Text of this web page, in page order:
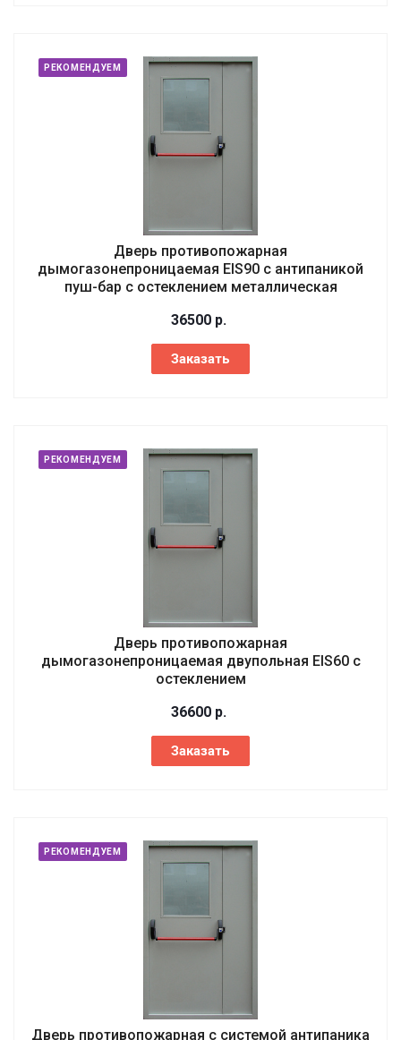
РЕКОМЕНДУЕМ
Дверь противопожарная
дымогазонепроницаемая EIS90 с антипаникой
пуш-бар с остеклением металлическая
36500 р.
Заказать
РЕКОМЕНДУЕМ
Дверь противопожарная
дымогазонепроницаемая двупольная EIS60 с
остеклением
36600 р.
Заказать
РЕКОМЕНДУЕМ
Дверь противопожарная с системой антипаника